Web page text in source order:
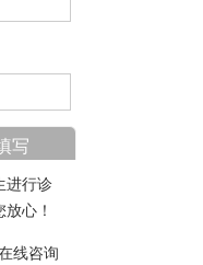
进行诊
心！
线咨询